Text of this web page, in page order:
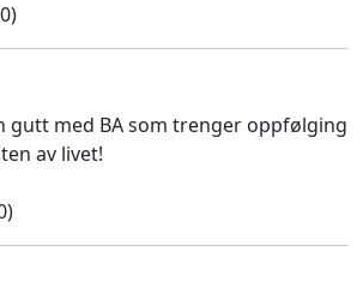
gutt med BA som trenger oppfølging
av livet!